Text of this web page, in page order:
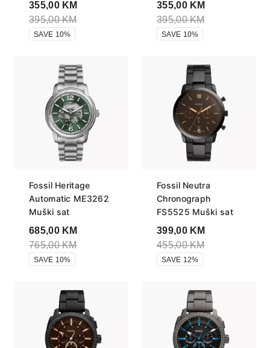
355,00 KM
395,00KM
SAVE 10%
355,00 KM
395,00KM
SAVE 10%
Fossil Heritage
Automatic ME3262
Muški sat
685,00 KM
765,00KM
SAVE 10%
Fossil Neutra
Chronograph
FS5525 Muški sat
399,00 KM
455,00KM
SAVE 12%